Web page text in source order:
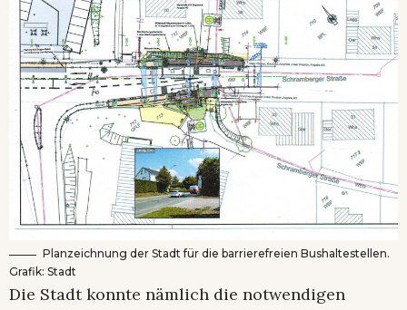
Planzeichnung der Stadt für die barrierefreien Bushaltestellen.
Grafik: Stadt
Die Stadt konnte nämlich die notwendigen